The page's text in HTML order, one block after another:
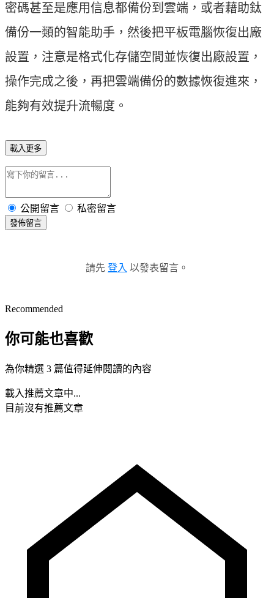
密碼甚至是應用信息都備份到雲端，或者藉助鈦
備份一類的智能助手，然後把平板電腦恢復出廠
設置，注意是格式化存儲空間並恢復出廠設置，
操作完成之後，再把雲端備份的數據恢復進來，
能夠有效提升流暢度。
載入更多
公開留言 私密留言
發佈留言
請先 登入 以發表留言。
Recommended
你可能也喜歡
為你精選 3 篇值得延伸閱讀的內容
載入推薦文章中...
目前沒有推薦文章